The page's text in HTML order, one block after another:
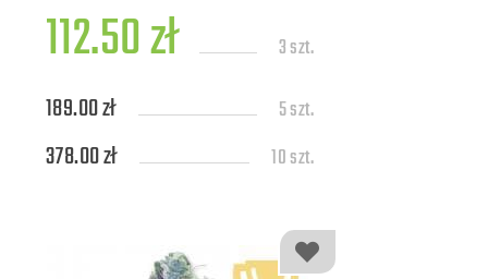
112.50 zł 3 szt.
189.00 zł 5 szt.
378.00 zł 10 szt.